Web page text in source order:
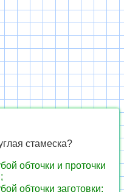
стамеска?
обточки и проточки
обточки заготовки;